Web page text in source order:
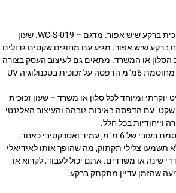
שעון קיר לבן למטבח מזכוכית ברקע שיש אפור. מדגם – WC-S-019. שעון
ברקע שיש אפור. מגיע עם מחוגים שקטים גדולים
הסלון או המשרד. מתאים גם לעיצוב העסק בצורה
יוקרתית וייחודית , זכוכית מחוסמת 6מ"מ הדפסה על זכוכית בטכנולוגיה UV
יוקרתי ומיוחד לכל סלון או משרד – שעון זכוכית
שקט. עם הדפסה באיכות גובהה והעיצוב האלגנטי
וייחודיות בכל חלל.
שעון זה בנוי מזכוכית מחוסמת בעובי של 6 מ"מ, עמיד ואטרקטיבי כאחד.
תשמעו צלילי תקתוק, מה שהופך אותו לאידיאלי
שינה או משרדים. אתם יכול לעבוד, לקרוא או
שהזמן עדיין מתקתק ברקע.